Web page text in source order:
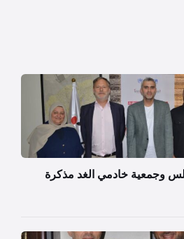
وجمعية خادمي الغد مذكرة